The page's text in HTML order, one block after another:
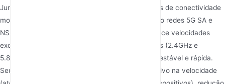
Junhaoyue é projetado para atender às demandas de conectividade
moderna com seus recursos de ponta. Suportando redes 5G SA e
NSA, este
oferece velocidades
excepcionais de até 3000Mbps em bandas duplas (2.4GHz e
5.8GHz), garantindo uma experiência de internet estável e rápida.
Seu padrão WiFi 6 oferece um aumento significativo na velocidade